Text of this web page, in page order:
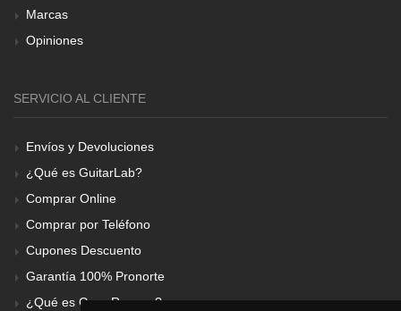
Marcas
Opiniones
SERVICIO AL CLIENTE
Envíos y Devoluciones
¿Qué es GuitarLab?
Comprar Online
Comprar por Teléfono
Cupones Descuento
Garantía 100% Pronorte
¿Qué es Gear Renove?